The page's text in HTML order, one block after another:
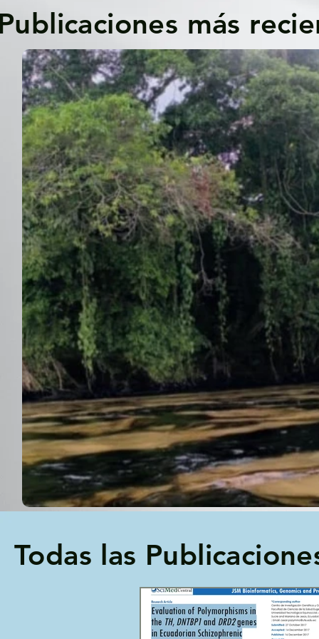
más
Todas las